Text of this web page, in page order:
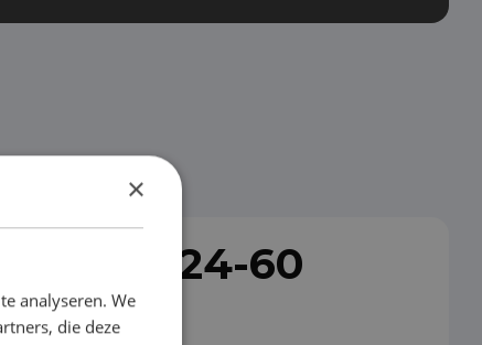
lease (24-60
×
analyseren. We
die deze